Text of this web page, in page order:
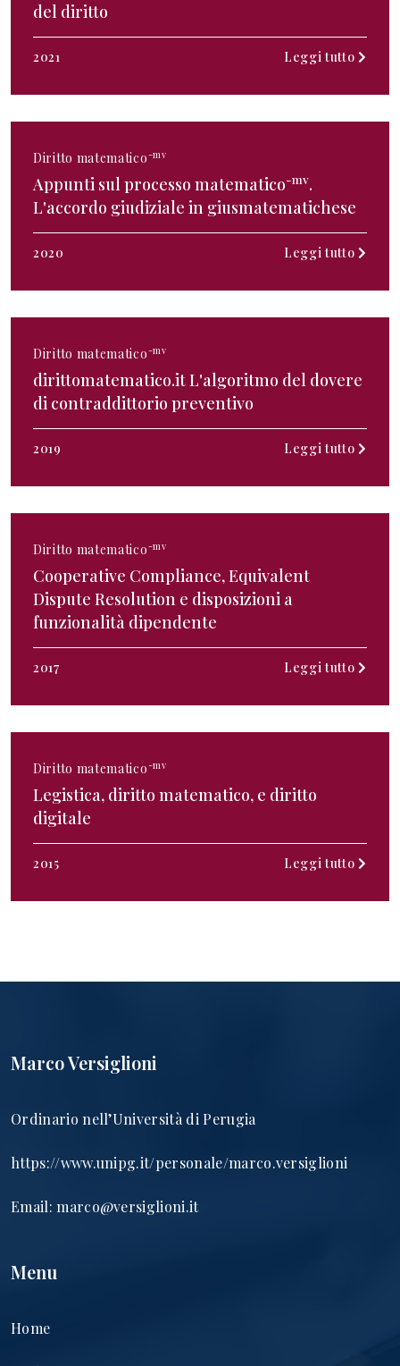
del diritto
2021 Leggi tutto
Diritto matematico-mv
Appunti sul processo matematico-mv.
L'accordo giudiziale in giusmatematichese
2020 Leggi tutto
Diritto matematico-mv
dirittomatematico.it L'algoritmo del dovere
di contraddittorio preventivo
2019 Leggi tutto
Diritto matematico-mv
Cooperative Compliance, Equivalent
Dispute Resolution e disposizioni a
funzionalità dipendente
2017 Leggi tutto
Diritto matematico-mv
Legistica, diritto matematico, e diritto
digitale
2015 Leggi tutto
Marco Versiglioni
Ordinario nell’Università di Perugia
https://www.unipg.it/personale/marco.versiglioni
Email:marco@versiglioni.it
Menu
Home